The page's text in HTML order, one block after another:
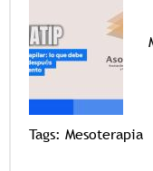
Tags: Mesoterapia